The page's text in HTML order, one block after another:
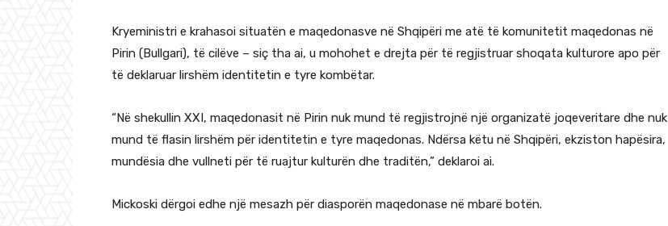
Kryeministri e krahasoi situatën e maqedonasve në Shqipëri me atë të komunitetit maqedonas në
Pirin (Bullgari), të cilëve – siç tha ai, u mohohet e drejta për të regjistruar shoqata kulturore apo për
të deklaruar lirshëm identitetin e tyre kombëtar.
“Në shekullin XXI, maqedonasit në Pirin nuk mund të regjistrojnë një organizatë joqeveritare dhe nuk
mund të flasin lirshëm për identitetin e tyre maqedonas. Ndërsa këtu në Shqipëri, ekziston hapësira,
mundësia dhe vullneti për të ruajtur kulturën dhe traditën,” deklaroi ai.
Mickoski dërgoi edhe një mesazh për diasporën maqedonase në mbarë botën.